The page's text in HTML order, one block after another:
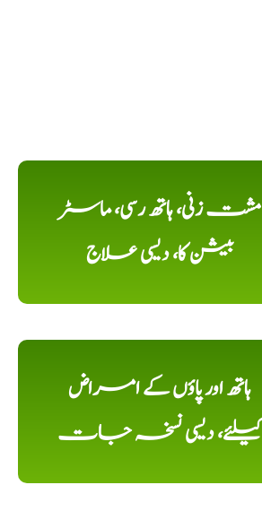
مشت زنی، ہاتھ رسی، ماسٹر
بیشن کا، دیسی علاج
ہاتھ اور پاؤں کے امراض
کیلئے، دیسی نسخہ جات